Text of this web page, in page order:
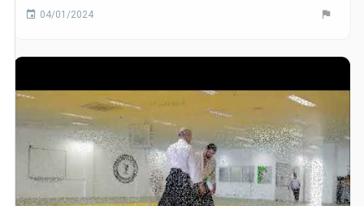
04/01/2024